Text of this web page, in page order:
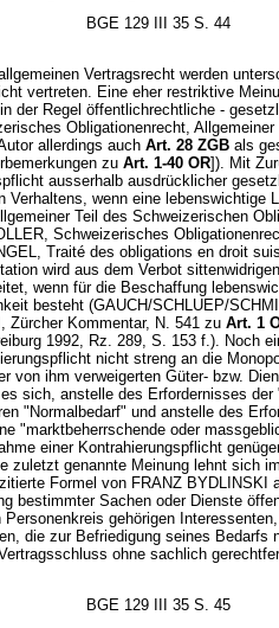
BGE 129 III 35 S. 44
Vertragsrecht werden
vertreten. Eine eher restriktive
der Regel öffentlichrechtliche -
Obligationenrecht,
allerdings auch Art. 28 ZGB als
zu Art. 1-40 OR]). Mit
ausserhalb ausdrücklicher
Verhaltens, wenn eine lebenswichtige
Teil des Schweizerischen
Schweizerisches
Traité des obligations en droit
wird aus dem Verbot
wenn für die Beschaffung
besteht (GAUCH/SCHLUEP/
Zürcher Kommentar, N. 541 zu Art. 1
1992, Rz. 289, S. 153 f.). Noch
nicht streng an die
von ihm verweigerten Güter- bzw.
sich, anstelle des Erfordernisses der
"Normalbedarf" und anstelle des
"marktbeherrschende oder
einer Kontrahierungspflicht
zuletzt genannte Meinung lehnt sich
Formel von FRANZ BYDLINSKI
bestimmter Sachen oder Dienste
gehörigen
die zur Befriedigung seines Bedarfs
ohne sachlich
BGE 129 III 35 S. 45